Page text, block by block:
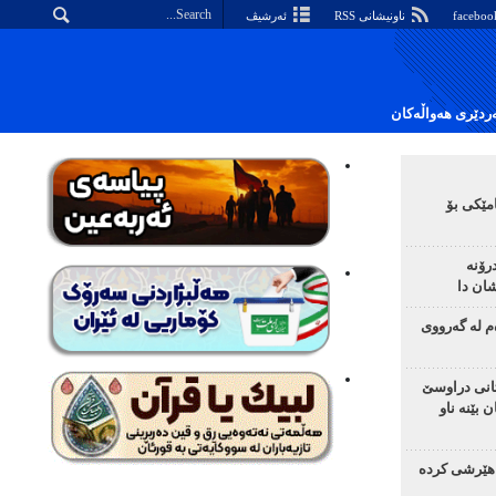
ناونیشانی RSS ئەرشیڤ
هەواڵەکان
بۆ
دا
لە گەرووی
دراوسێ
بێنە ناو
کردە